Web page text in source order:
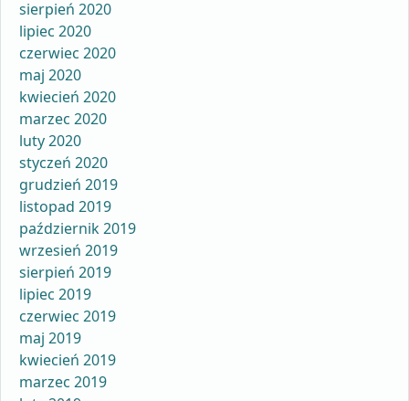
sierpień 2020
lipiec 2020
czerwiec 2020
maj 2020
kwiecień 2020
marzec 2020
luty 2020
styczeń 2020
grudzień 2019
listopad 2019
październik 2019
wrzesień 2019
sierpień 2019
lipiec 2019
czerwiec 2019
maj 2019
kwiecień 2019
marzec 2019